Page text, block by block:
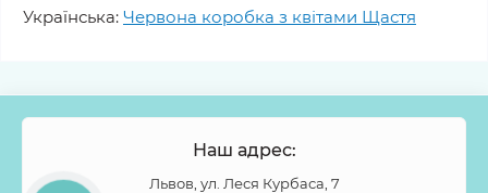
Українська: Червона коробка з квітами Щастя
Наш адрес:
Львов, ул. Леся Курбаса, 7